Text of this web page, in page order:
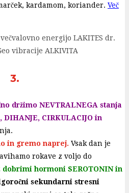
kardamom, koriander. Več
3.
držimo NEVTRALNEGA stanja
CIRKULACIJO in
in gremo naprej. Vsak dan je
rokave z voljo do
hormoni SEROTONIN in
sekundarni stresni